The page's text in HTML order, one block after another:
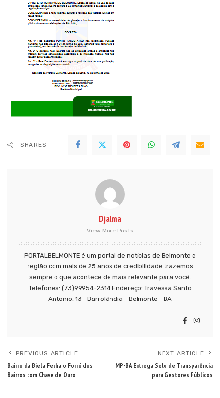
SHARES
Djalma
View More Posts
PORTALBELMONTE é um portal de notícias de Belmonte e
região com mais de 25 anos de credibilidade trazemos
sempre o que acontece de mais relevante para você.
Telefones: (73)99954-2314 Endereço: Travessa Santo
Antonio, 13 - Barrolândia - Belmonte - BA
PREVIOUS ARTICLE
Bairro da Biela Fecha o Forró dos
Bairros com Chave de Ouro
NEXT ARTICLE
MP-BA Entrega Selo de Transparência
para Gestores Públicos